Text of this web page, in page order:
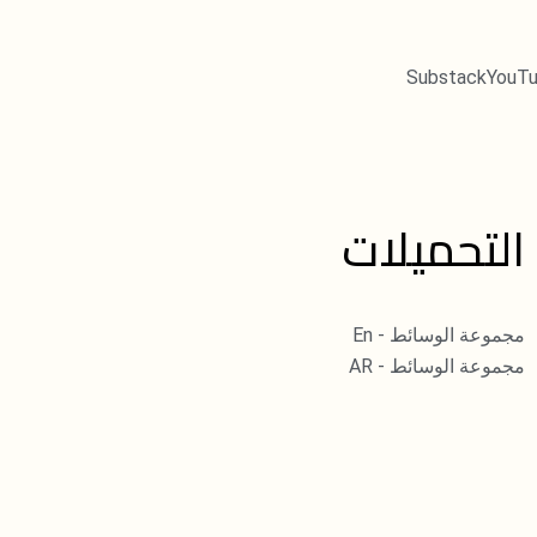
Substack
التحميلات
مجموعة الوسائط - En
مجموعة الوسائط - AR